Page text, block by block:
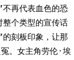
再代表血色的恐
个类型的宣传话
刻板印象，让那
。女主角劳伦·埃